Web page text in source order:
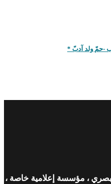
-حمّ ولد آدبّ *
، مؤسسة إعلامية خاصة ،